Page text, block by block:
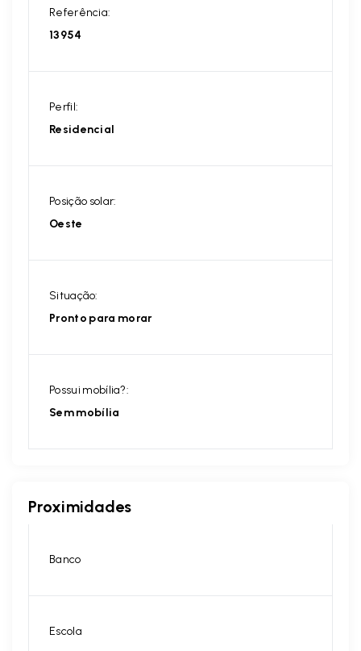
Referência:
13954
Perfil:
Residencial
Posição solar:
Oeste
Situação:
Pronto para morar
Possui mobília?:
Sem mobília
Proximidades
Banco
Escola